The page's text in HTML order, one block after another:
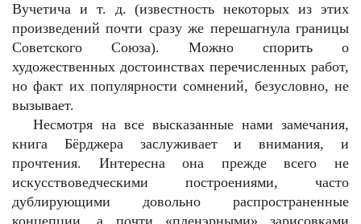
Вучетича и т. д. (известность некоторых из этих
произведений почти сразу же перешагнула границы
Советского Союза). Можно спорить о
художественных достоинствах перечисленных работ,
но факт их популярности сомнений, безусловно, не
вызывает.
Несмотря на все высказанные нами замечания,
книга Бёрджера заслуживает и внимания, и
прочтения. Интересна она прежде всего не
искусствоведческими построениями, часто
дублирующими довольно распространенные
концепции, а почти «пленэрными» зарисовками